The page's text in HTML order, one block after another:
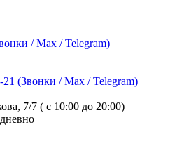
/ Max / Telegram)
(Звонки / Max / Telegram)
7/7 ( с 10:00 до 20:00)